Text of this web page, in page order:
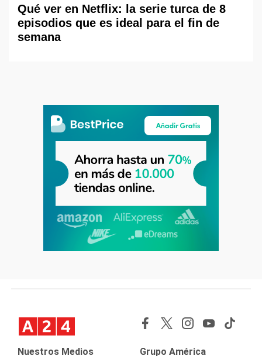
Qué ver en Netflix: la serie turca de 8
episodios que es ideal para el fin de
semana
Nuestros Medios Grupo América